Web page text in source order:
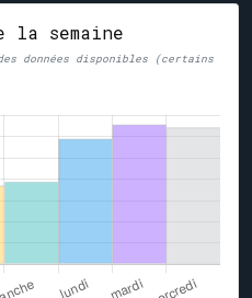
la semaine
données disponibles (certains